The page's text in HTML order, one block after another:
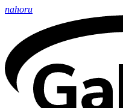
nahoru